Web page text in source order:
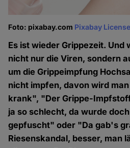
Foto: pixabay.com Pixabay License
Es ist wieder Grippezeit. Und
nicht nur die Viren, sondern
um die Grippeimpfung
nicht impfen, davon wird
krank", "Der Grippe-
ja so schlecht, da wurde
gepfuscht" oder "Da gab's
Riesenskandal, besser, man